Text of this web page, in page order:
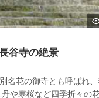
谷寺の絶景
名花の御寺とも呼ばれ
や寒桜など四季折々の